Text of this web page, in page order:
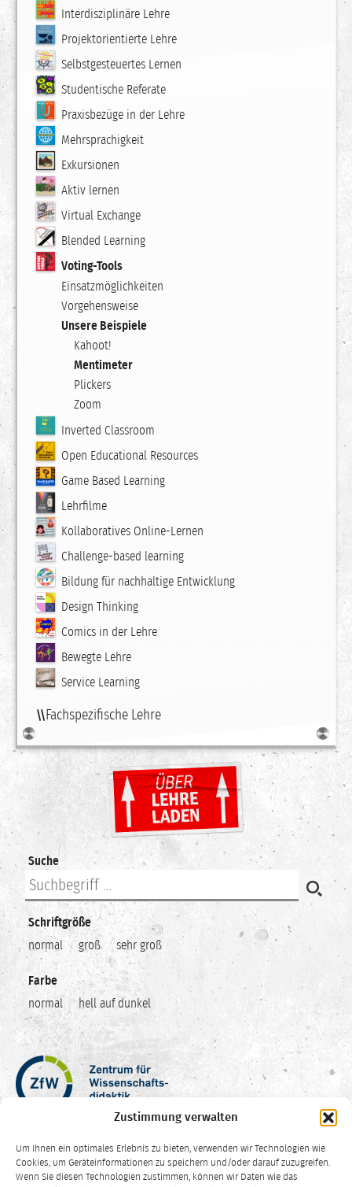
Zustimmung verwalten
Um Ihnen ein optimales Erlebnis zu bieten, verwenden wir Technologien wie
Cookies, um Geräteinformationen zu speichern und/oder darauf zuzugreifen.
Wenn Sie diesen Technologien zustimmen, können wir Daten wie das
Interdisziplinäre Lehre
Projektorientierte Lehre
Selbstgesteuertes Lernen
Studentische Referate
Praxisbezüge in der Lehre
Mehrsprachigkeit
Exkursionen
Aktiv lernen
Virtual Exchange
Blended Learning
Voting-Tools
Einsatzmöglichkeiten
Vorgehensweise
Unsere Beispiele
Kahoot!
Mentimeter
Plickers
Zoom
Inverted Classroom
Open Educational Resources
Game Based Learning
Lehrfilme
Kollaboratives Online-Lernen
Challenge-based learning
Bildung für nachhaltige Entwicklung
Design Thinking
Comics in der Lehre
Bewegte Lehre
Service Learning
Fachspezifische Lehre
Suche
Schriftgröße
normal
groß sehr groß
Farbe
normal
hell auf dunkel
Zentrum
für
Wissenschaftsdidaktik
Ruhr-
Universität